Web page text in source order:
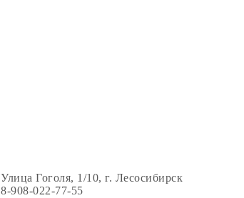
Улица Гоголя, 1/10, г. Лесосибирск
8-908-022-77-55